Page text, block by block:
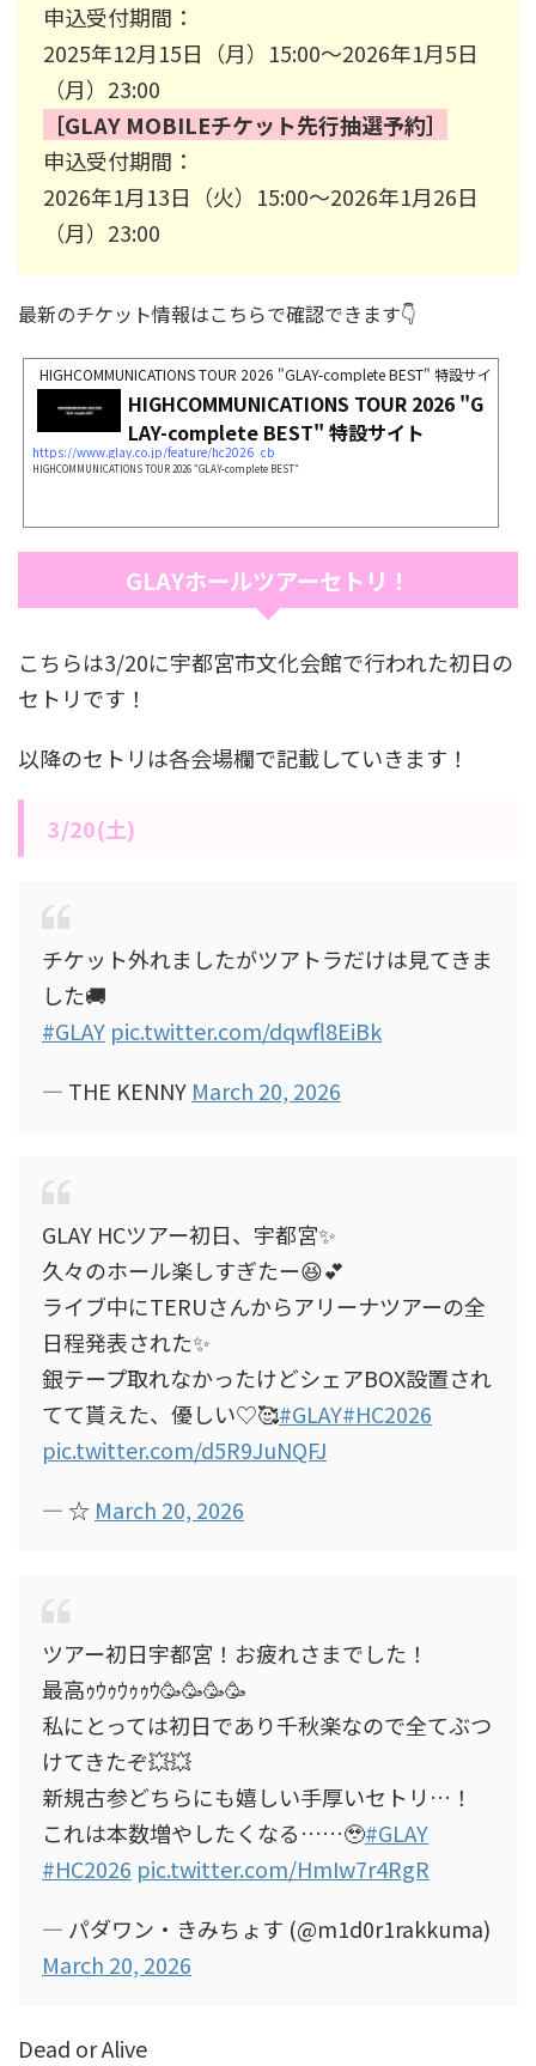
申込受付期間：
2025年12月15日（月）15:00～2026年1月5日
（月）23:00
［GLAY MOBILEチケット先行抽選予約］
申込受付期間：
2026年1月13日（火）15:00～2026年1月26日
（月）23:00
最新のチケット情報はこちらで確認できます👇
HIGHCOMMUNICATIONS TOUR 2026 "GLAY-complete BEST" 特設サイト
HIGHCOMMUNICATIONS TOUR 2026 "G
LAY-complete BEST" 特設サイト
https://www.glay.co.jp/feature/hc2026_cb
HIGHCOMMUNICATIONS TOUR 2026 "GLAY-complete BEST"
GLAYホールツアーセトリ！
こちらは3/20に宇都宮市文化会館で行われた初日の
セトリです！
以降のセトリは各会場欄で記載していきます！
3/20(土)
チケット外れましたがツアトラだけは見てきま
した🚚
#GLAY pic.twitter.com/dqwfl8EiBk
— THE KENNY March 20, 2026
GLAY HCツアー初日、宇都宮✨
久々のホール楽しすぎたー😆💕
ライブ中にTERUさんからアリーナツアーの全
日程発表された✨
銀テープ取れなかったけどシェアBOX設置され
てて貰えた、優しい♡🥰#GLAY#HC2026
pic.twitter.com/d5R9JuNQFJ
— ☆ March 20, 2026
ツアー初日宇都宮！お疲れさまでした！
最高ｩｳｩｳｩｩｳ🥳🥳🥳🥳
私にとっては初日であり千秋楽なので全てぶつ
けてきたぞ💥💥
新規古参どちらにも嬉しい手厚いセトリ…！
これは本数増やしたくなる……🥹#GLAY
#HC2026 pic.twitter.com/HmIw7r4RgR
— パダワン・きみちょす (@m1d0r1rakkuma)
March 20, 2026
Dead or Alive